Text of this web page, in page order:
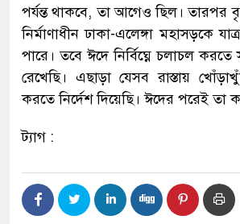
পর্যন্ত থাকবে, তা আগেও ছিল। তারপর
নির্মাণাধীন ঢাকা-এলেঙ্গা মহাসড়কে
পারে। তবে ঈদে নির্বিঘ্নে চলাচল করতে
রেখেছি। এছাড়া যেসব রাস্তায়
করতে নির্দেশ দিয়েছি। ঈদের পরেই তা
ট্যাগ :